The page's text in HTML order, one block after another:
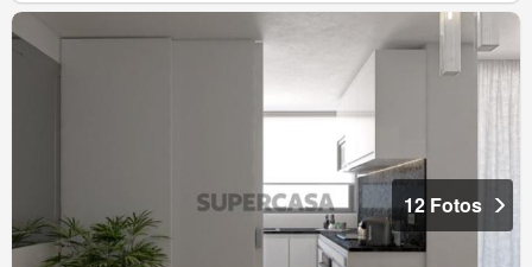
12 Fotos